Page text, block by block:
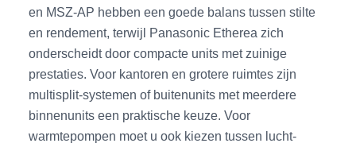
en MSZ-AP hebben een goede balans tussen stilte
en rendement, terwijl Panasonic Etherea zich
onderscheidt door compacte units met zuinige
prestaties. Voor kantoren en grotere ruimtes zijn
multisplit-systemen of buitenunits met meerdere
binnenunits een praktische keuze. Voor
warmtepompen moet u ook kiezen tussen lucht-